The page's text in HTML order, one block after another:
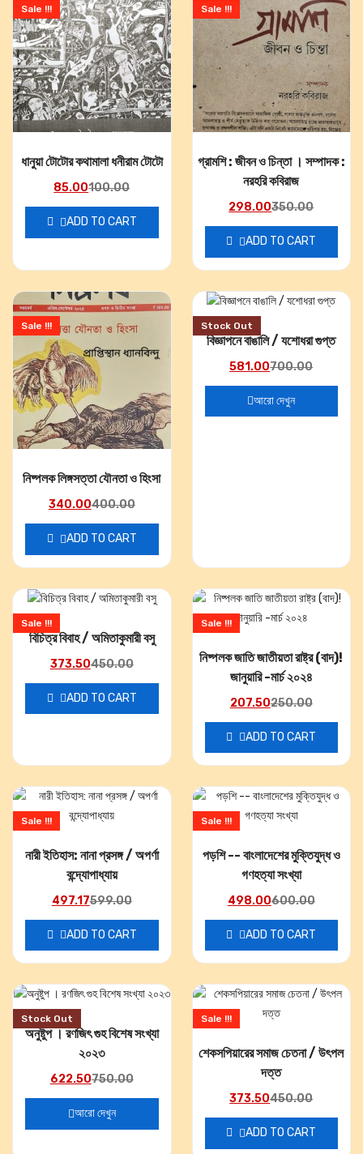
ধানুয়া টোটোর কথামালা ধনীরাম টোটো
Sale !!!
85.00100.00
ADD TO CART
গ্রামশি : জীবন ও চিন্তা । সম্পাদক :
নরহরি কবিরাজ
Sale !!!
298.00350.00
ADD TO CART
নিষ্পলক লিঙ্গসত্তা যৌনতা ও হিংসা
Sale !!!
340.00400.00
ADD TO CART
বিজ্ঞাপনে বাঙালি / যশোধরা গুপ্ত
Stock Out
581.00700.00
আরো দেখুন
বিচিত্র বিবাহ / অমিতাকুমারী বসু
Sale !!!
373.50450.00
ADD TO CART
নিষ্পলক জাতি জাতীয়তা রাষ্ট্র (বাদ)!
জানুয়ারি -মার্চ ২০২৪
Sale !!!
207.50250.00
ADD TO CART
নারী ইতিহাস: নানা প্রসঙ্গ / অপর্ণা
বন্দ্যোপাধ্যায়
Sale !!!
497.17599.00
ADD TO CART
পড়শি -- বাংলাদেশের মুক্তিযুদ্ধ ও
গণহত্যা সংখ্যা
Sale !!!
498.00600.00
ADD TO CART
অনুষ্টুপ । রণজিৎ গুহ বিশেষ সংখ্যা
২০২৩
Stock Out
622.50750.00
আরো দেখুন
শেকসপিয়ারের সমাজ চেতনা / উৎপল
দত্ত
Sale !!!
373.50450.00
ADD TO CART